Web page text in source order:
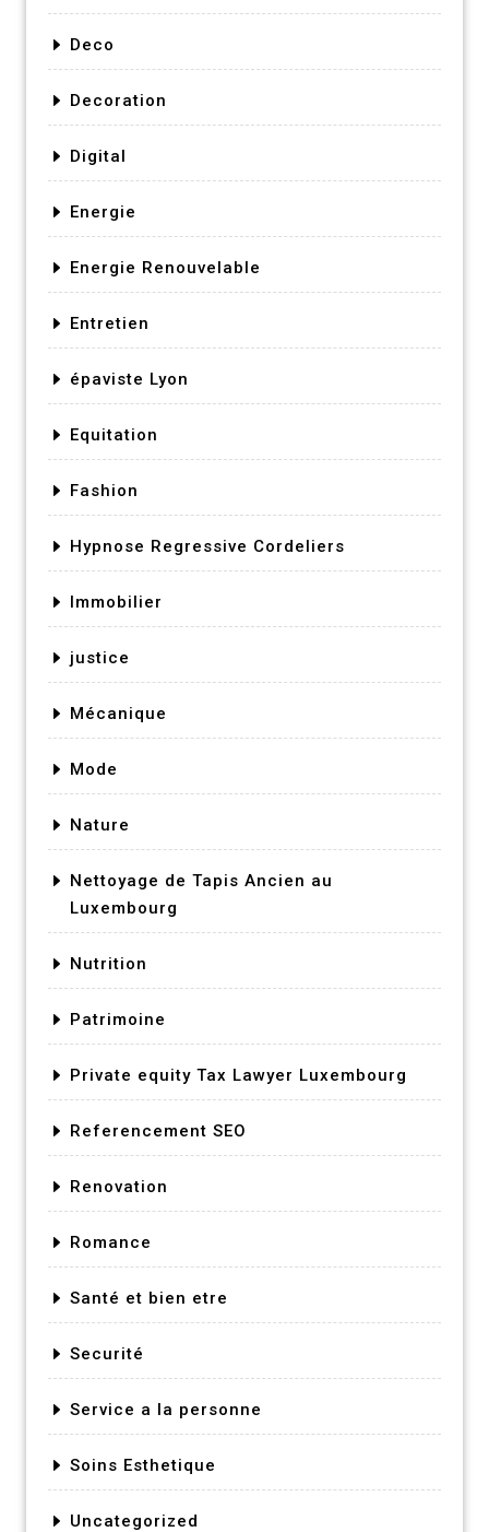
Deco
Decoration
Digital
Energie
Energie Renouvelable
Entretien
épaviste Lyon
Equitation
Fashion
Hypnose Regressive Cordeliers
Immobilier
justice
Mécanique
Mode
Nature
Nettoyage de Tapis Ancien au
Luxembourg
Nutrition
Patrimoine
Private equity Tax Lawyer Luxembourg
Referencement SEO
Renovation
Romance
Santé et bien etre
Securité
Service a la personne
Soins Esthetique
Uncategorized